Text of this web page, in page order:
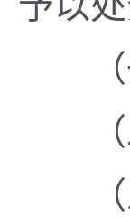
（一
（二
（三